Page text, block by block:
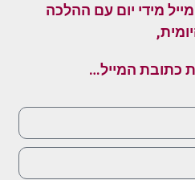
מידי יום עם ההלכה
כתובת המייל…